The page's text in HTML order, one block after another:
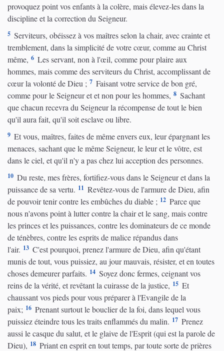
provoquez point vos enfants à la colère, mais élevez-les dans la
discipline et la correction du Seigneur.
5 Serviteurs, obéissez à vos maîtres selon la chair, avec crainte et
tremblement, dans la simplicité de votre cœur, comme au Christ
même, 6 Les servant, non à l'œil, comme pour plaire aux
hommes, mais comme des serviteurs du Christ, accomplissant de
cœur la volonté de Dieu ; 7 Faisant votre service de bon gré,
comme pour le Seigneur et et non pour les hommes, 8 Sachant
que chacun recevra du Seigneur la récompense de tout le bien
qu'il aura fait, qu'il soit esclave ou libre.
9 Et vous, maîtres, faites de même envers eux, leur épargnant les
menaces, sachant que le même Seigneur, le leur et le vôtre, est
dans le ciel, et qu'il n'y a pas chez lui acception des personnes.
10 Du reste, mes frères, fortifiez-vous dans le Seigneur et dans la
puissance de sa vertu. 11 Revêtez-vous de l'armure de Dieu, afin
de pouvoir tenir contre les embûches du diable ; 12 Parce que
nous n'avons point à lutter contre la chair et le sang, mais contre
les princes et les puissances, contre les dominateurs de ce monde
de ténèbres, contre les esprits de malice répandus dans
l'air. 13 C'est pourquoi, prenez l'armure de Dieu, afin qu'étant
munis de tout, vous puissiez, au jour mauvais, résister, et en toutes
choses demeurer parfaits. 14 Soyez donc fermes, ceignant vos
reins de la vérité, et revêtant la cuirasse de la justice, 15 Et
chaussant vos pieds pour vous préparer à l'Evangile de la
paix; 16 Prenant surtout le bouclier de la foi, dans lequel vous
puissiez éteindre tous les traits enflammés du malin. 17 Prenez
aussi le casque du salut, et le glaive de l'Esprit (qui est la parole de
Dieu), 18 Priant en esprit en tout temps, par toute sorte de prières